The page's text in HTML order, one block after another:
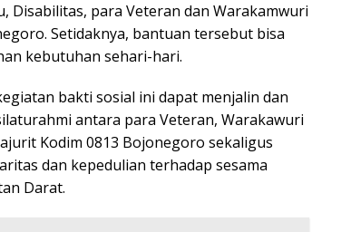
Disabilitas, para Veteran dan Warakamwuri
Setidaknya, bantuan tersebut bisa
kebutuhan sehari-hari.
bakti sosial ini dapat menjalin dan
antara para Veteran, Warakawuri
Kodim 0813 Bojonegoro sekaligus
dan kepedulian terhadap sesama
Darat.